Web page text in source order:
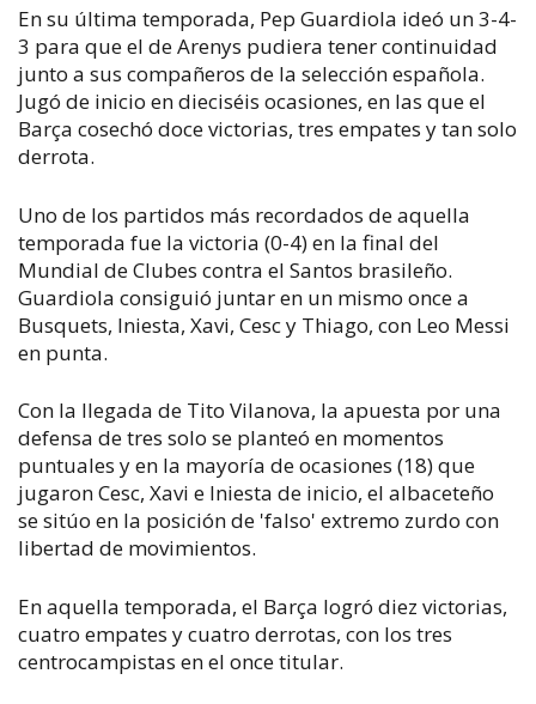
En su última temporada, Pep Guardiola ideó un 3-4-
3 para que el de Arenys pudiera tener continuidad
junto a sus compañeros de la selección española.
Jugó de inicio en dieciséis ocasiones, en las que el
Barça cosechó doce victorias, tres empates y tan solo
derrota.
Uno de los partidos más recordados de aquella
temporada fue la victoria (0-4) en la final del
Mundial de Clubes contra el Santos brasileño.
Guardiola consiguió juntar en un mismo once a
Busquets, Iniesta, Xavi, Cesc y Thiago, con Leo Messi
en punta.
Con la llegada de Tito Vilanova, la apuesta por una
defensa de tres solo se planteó en momentos
puntuales y en la mayoría de ocasiones (18) que
jugaron Cesc, Xavi e Iniesta de inicio, el albaceteño
se sitúo en la posición de 'falso' extremo zurdo con
libertad de movimientos.
En aquella temporada, el Barça logró diez victorias,
cuatro empates y cuatro derrotas, con los tres
centrocampistas en el once titular.